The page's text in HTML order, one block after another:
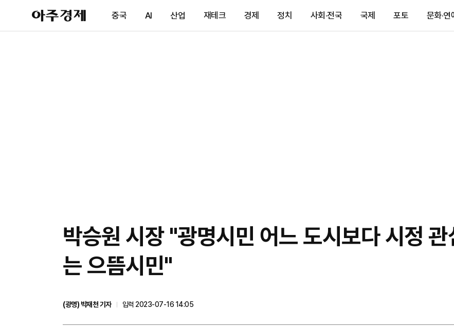
아
주
제
중국 AI 산업 재테크 경제 정치 사회·전국 국제 포토 문화·연
박승원 시장 "광명시민 어느 도시보다 시정
는 으뜸시민"
(광명) 박재천 기자
입력 2023-07-16 14:05